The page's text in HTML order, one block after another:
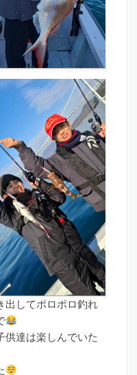
出してポロポロ釣れ
供達は楽しんでいた